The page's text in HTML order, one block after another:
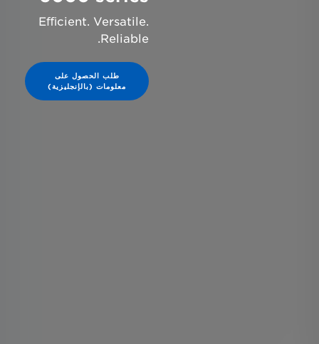
Eﬃcient. Versatile.
Reliable.
طلب الحصول على
معلومات (بالإنجليزية)